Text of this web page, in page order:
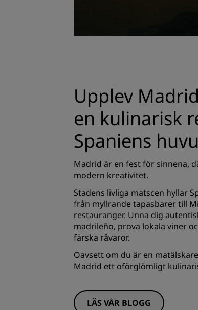
Upplev
en kulinarisk
Spaniens
Madrid är en fest för sinnena,
modern kreativitet.
Stadens livliga matscen hyllar
från myllrande tapasbarer till
restauranger. Unna dig
madrileño, prova lokala viner
färska råvaror.
Oavsett om du är en
Madrid ett oförglömligt
LÄS VÅR BLOGG